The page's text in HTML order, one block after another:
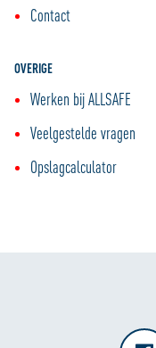
Contact
OVERIGE
Werken bij ALLSAFE
Veelgestelde vragen
Opslagcalculator